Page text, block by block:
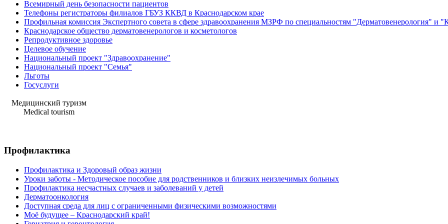
Всемирный день безопасности пациентов
Телефоны регистраторы филиалов ГБУЗ ККВД в Краснодарском крае
Профильная комиссия Экспертного совета в сфере здравоохранения МЗРФ по специальностям "Дерматовенерология" и
Краснодарское общество дерматовенерологов и косметологов
Репродуктивное здоровье
Целевое обучение
Национальный проект "Здравоохранение"
Национальный проект "Семья"
Льготы
Госуслуги
Медицинский туризм
Medical tourism
Профилактика
Профилактика и Здоровый образ жизни
Уроки заботы - Методическое пособие для родственников и близких неизлечимых больных
Профилактика несчастных случаев и заболеваний у детей
Дерматоонкология
Доступная среда для лиц с ограниченными физическими возможностями
Моё будущее – Краснодарский край!